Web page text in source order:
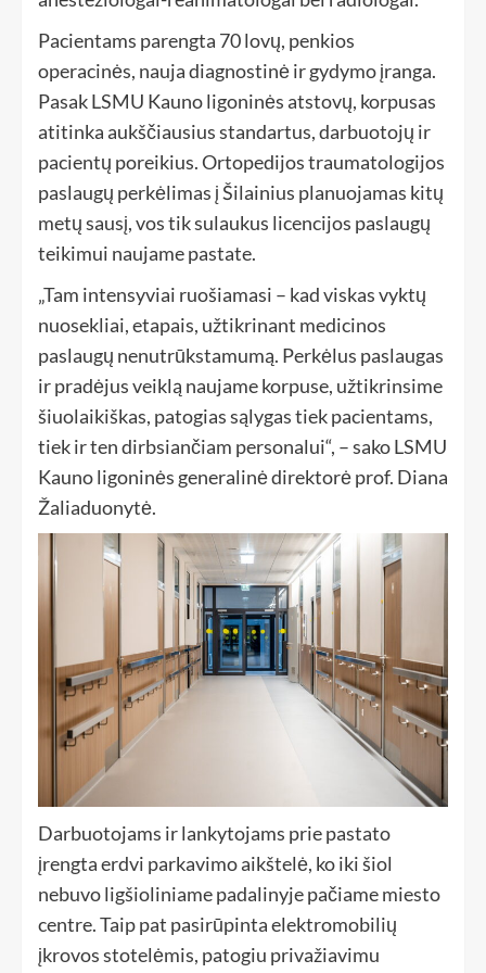
Pacientams parengta 70 lovų, penkios
operacinės, nauja diagnostinė ir gydymo įranga.
Pasak LSMU Kauno ligoninės atstovų, korpusas
atitinka aukščiausius standartus, darbuotojų ir
pacientų poreikius. Ortopedijos traumatologijos
paslaugų perkėlimas į Šilainius planuojamas kitų
metų sausį, vos tik sulaukus licencijos paslaugų
teikimui naujame pastate.
„Tam intensyviai ruošiamasi – kad viskas vyktų
nuosekliai, etapais, užtikrinant medicinos
paslaugų nenutrūkstamumą. Perkėlus paslaugas
ir pradėjus veiklą naujame korpuse, užtikrinsime
šiuolaikiškas, patogias sąlygas tiek pacientams,
tiek ir ten dirbsiančiam personalui“, – sako LSMU
Kauno ligoninės generalinė direktorė prof. Diana
Žaliaduonytė.
Darbuotojams ir lankytojams prie pastato
įrengta erdvi parkavimo aikštelė, ko iki šiol
nebuvo ligšioliniame padalinyje pačiame miesto
centre. Taip pat pasirūpinta elektromobilių
įkrovos stotelėmis, patogiu privažiavimu